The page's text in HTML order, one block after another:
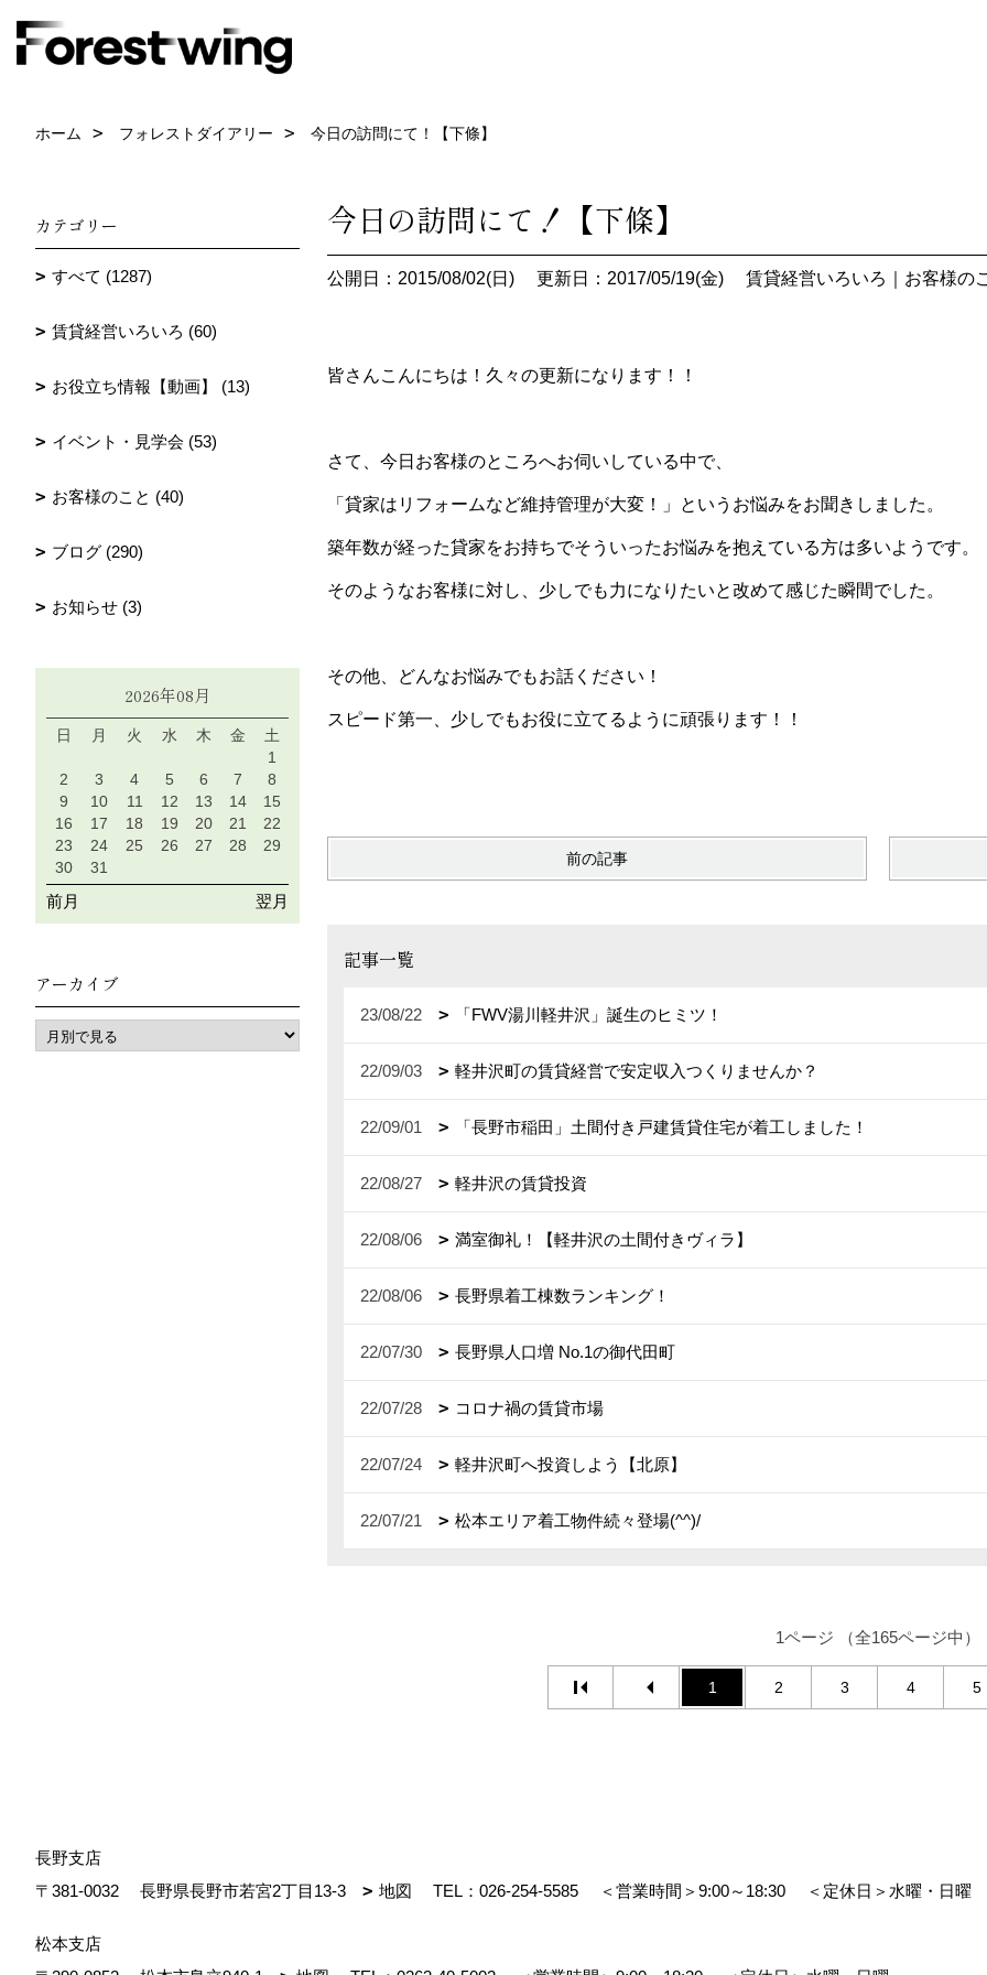
ホーム フォレストダイアリー 今日の訪問にて！【下條】
今日の訪問にて！【下條】
公開日：2015/08/02(日) 更新日：2017/05/19(金) 賃貸経営いろいろ お客様の
皆さんこんにちは！久々の更新になります！！
さて、今日お客様のところへお伺いしている中で、
「貸家はリフォームなど維持管理が大変！」というお悩みをお聞きしました。
築年数が経った貸家をお持ちでそういったお悩みを抱えている方は多いようです。
そのようなお客様に対し、少しでも力になりたいと改めて感じた瞬間でした。
その他、どんなお悩みでもお話ください！
スピード第一、少しでもお役に立てるように頑張ります！！
前の記事
記事一覧
23/08/22 「FWV湯川軽井沢」誕生のヒミツ！
22/09/03 軽井沢町の賃貸経営で安定収入つくりませんか？
22/09/01 「長野市稲田」土間付き戸建賃貸住宅が着工しました！
22/08/27 軽井沢の賃貸投資
22/08/06 満室御礼！【軽井沢の土間付きヴィラ】
22/08/06 長野県着工棟数ランキング！
22/07/30 長野県人口増 No.1の御代田町
22/07/28 コロナ禍の賃貸市場
22/07/24 軽井沢町へ投資しよう【北原】
22/07/21 松本エリア着工物件続々登場(^^)/
1ページ （全165ページ中）
1 2 3 4 5
カテゴリー
すべて (1287)
賃貸経営いろいろ (60)
お役立ち情報【動画】 (13)
イベント・見学会 (53)
お客様のこと (40)
ブログ (290)
お知らせ (3)
2026年08月
日 月 火 水 木 金
土
1
2
3 4 5 6 7
8
9
10 11 12 13 14
15
16
17 18 19 20 21
22
23
24 25 26 27 28
29
30
31
前月 翌月
アーカイブ
長野支店
〒381-0032
長野県長野市若宮2丁目13-3 地図 TEL： 026-254-5585 ＜営業時間＞9:00～18:30 ＜定休日＞水曜・日曜
松本支店